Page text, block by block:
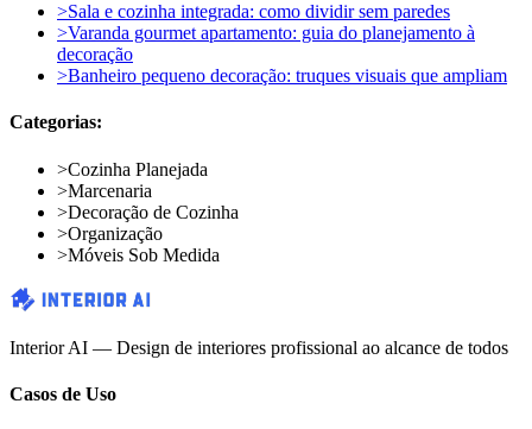
>Sala e cozinha integrada: como dividir sem paredes
>Varanda gourmet apartamento: guia do planejamento à
decoração
>Banheiro pequeno decoração: truques visuais que ampliam
Categorias:
>Cozinha Planejada
>Marcenaria
>Decoração de Cozinha
>Organização
>Móveis Sob Medida
Interior AI — Design de interiores profissional ao alcance de todos
Casos de Uso